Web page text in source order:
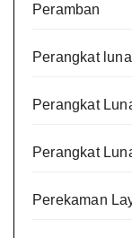
Peramban
Perangkat
Perangkat
Perangkat
Perekaman